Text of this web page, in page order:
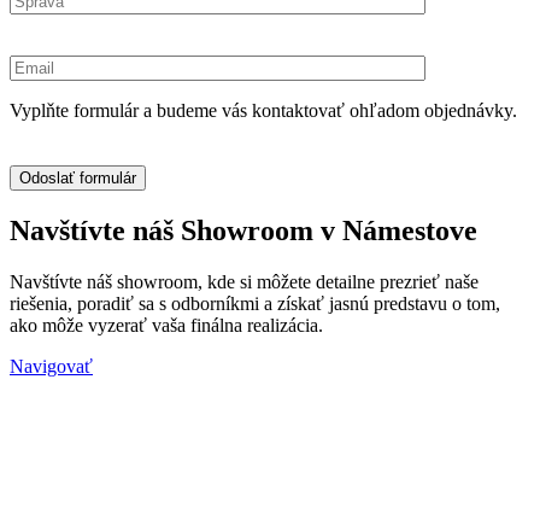
Vyplňte formulár a budeme vás kontaktovať ohľadom objednávky.
Navštívte náš Showroom v Námestove
Navštívte náš showroom, kde si môžete detailne prezrieť naše
riešenia, poradiť sa s odborníkmi a získať jasnú predstavu o tom,
ako môže vyzerať vaša finálna realizácia.
Navigovať